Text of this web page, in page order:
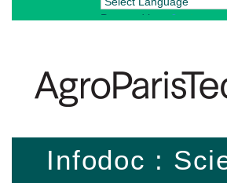
Powered by
Infodoc :